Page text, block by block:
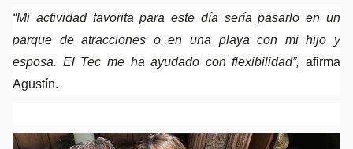
“Mi actividad favorita para este día sería pasarlo en un
parque de atracciones o en una playa con mi hijo y
esposa. El Tec me ha ayudado con flexibilidad”, afirma
Agustín.